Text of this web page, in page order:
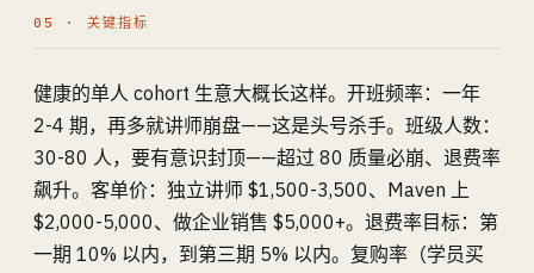
05 · 关键指标
健康的单人 cohort 生意大概长这样。开班频率：一年
2-4 期，再多就讲师崩盘——这是头号杀手。班级人数：
30-80 人，要有意识封顶——超过 80 质量必崩、退费率
飙升。客单价：独立讲师 $1,500-3,500、Maven 上
$2,000-5,000、做企业销售 $5,000+。退费率目标：第
一期 10% 以内，到第三期 5% 以内。复购率（学员买